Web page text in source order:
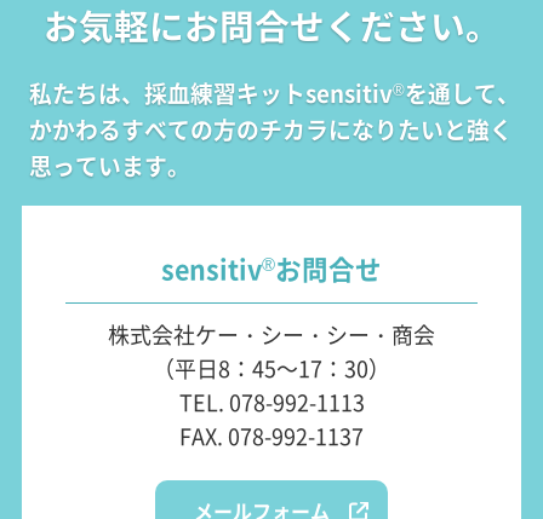
お気軽にお問合せください。
私たちは、採血練習キットsensitiv®を通して、
かかわるすべての方のチカラになりたいと強く
思っています。
sensitiv®お問合せ
株式会社ケー・シー・シー・商会
（平日8：45～17：30）
TEL. 078-992-1113
FAX. 078-992-1137
メールフォーム